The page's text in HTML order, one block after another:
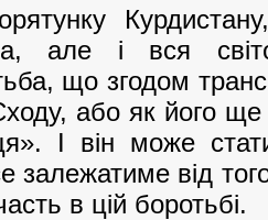
але і вся
що згодом
або як його ще
І він може
від
в цій боротьбі.